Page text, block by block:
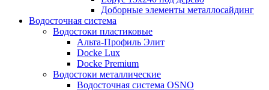
Доборные элементы металлосайдинг
Водосточная система
Водостоки пластиковые
Альта-Профиль Элит
Docke Lux
Docke Premium
Водостоки металлические
Водосточная система OSNO